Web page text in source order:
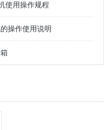
使用操作规程
操作使用说明